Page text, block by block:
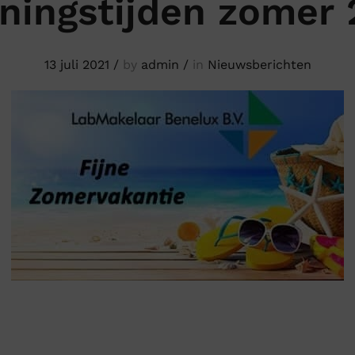
zomer
13 juli 2021 / by admin / in Nieuwsberichten